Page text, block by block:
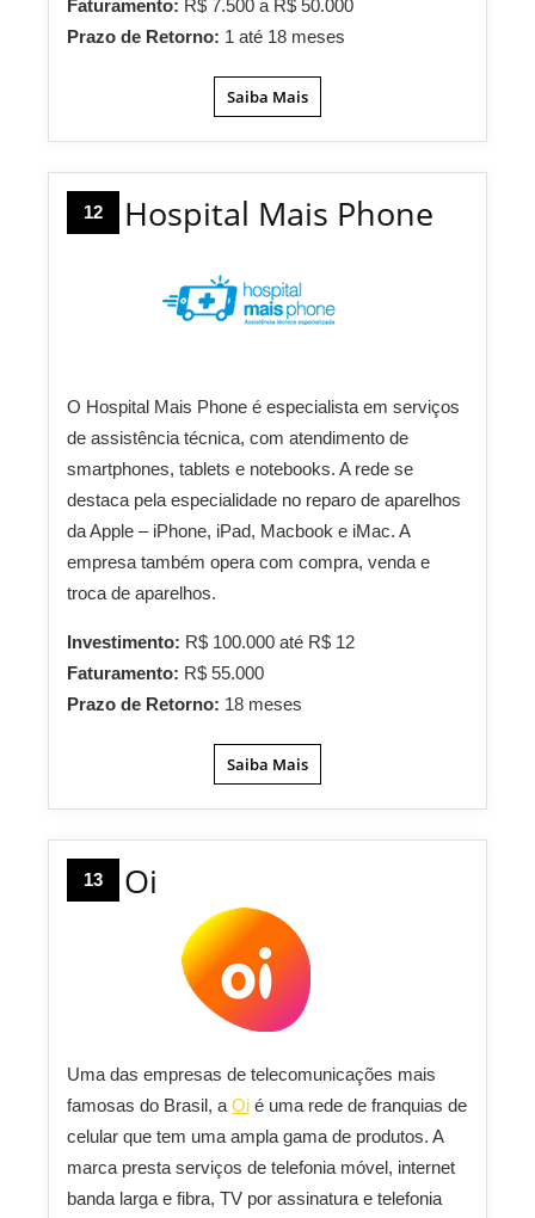
Faturamento: R$ 7.500 a R$ 50.000
Prazo de Retorno: 1 até 18 meses
Saiba Mais
12 Hospital Mais Phone
O Hospital Mais Phone é especialista em serviços
de assistência técnica, com atendimento de
smartphones, tablets e notebooks. A rede se
destaca pela especialidade no reparo de aparelhos
da Apple – iPhone, iPad, Macbook e iMac. A
empresa também opera com compra, venda e
troca de aparelhos.
Investimento: R$ 100.000 até R$ 12
Faturamento: R$ 55.000
Prazo de Retorno: 18 meses
Saiba Mais
13 Oi
Uma das empresas de telecomunicações mais
famosas do Brasil, a Oi é uma rede de franquias de
celular que tem uma ampla gama de produtos. A
marca presta serviços de telefonia móvel, internet
banda larga e fibra, TV por assinatura e telefonia